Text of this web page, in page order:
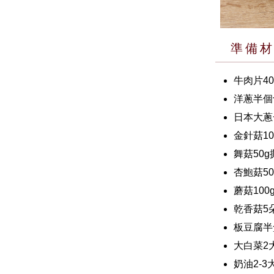
準備
牛肉片
洋蔥半
日本大
金針菇
舞菇50g
杏鮑菇
蘑菇
乾香菇5
板豆腐
大白菜2
奶油2-3